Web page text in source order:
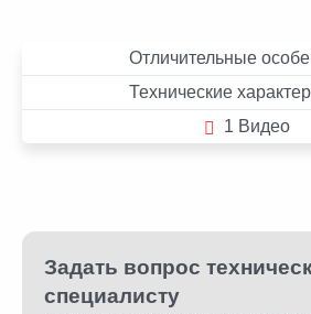
Отличительные
Технические
1 Видео
Задать вопрос
специалисту